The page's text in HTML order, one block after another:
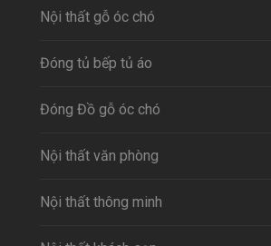
Nội thất gỗ óc chó
Đóng tủ bếp tủ áo
Đóng Đồ gỗ óc chó
Nội thất văn phòng
Nội thất thông minh